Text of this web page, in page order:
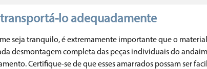
lo adequadamente
seja tranquilo, é extremamente importante que o
desmontagem completa das peças individuais do
Certifique-se de que esses amarrados possam ser